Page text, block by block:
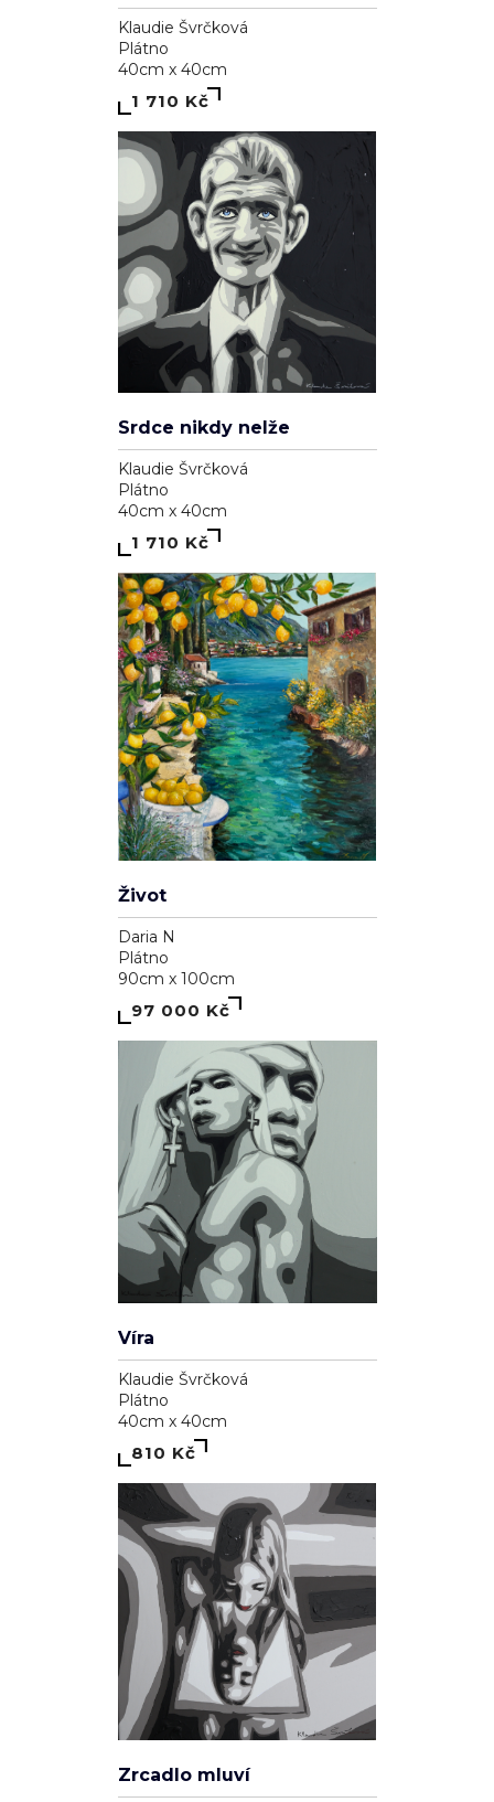
Klaudie Švrčková
Plátno
40cm x 40cm
1 710 Kč
Srdce nikdy nelže
Klaudie Švrčková
Plátno
40cm x 40cm
1 710 Kč
Život
Daria N
Plátno
90cm x 100cm
97 000 Kč
Víra
Klaudie Švrčková
Plátno
40cm x 40cm
810 Kč
Zrcadlo mluví